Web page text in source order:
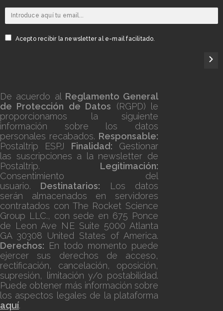
Acepto recibir la newsletter al e-mail facilitado.
De acuerdo al Reglamento General
de Protección de Datos (RGPD) le
proporcionamos la siguiente
información sobre los datos
personales recabados. Responsable:
Postaltrip ESPJ Finalidad: Gestionar
las suscripciones a la newsletter de
Postaltrip. Legitimación:
Consentimiento del
usuario. Destinatarios: Los datos
serán almacenados en servidores
contratados con The Rocket Science
Group LLC., con sede en 675 Ponce
de Leon Ave NE Suite 5000 Atlanta
GA 30308 United States of America.
Derechos: En todo momento puede
ejercer sus derechos de acceso,
rectificación, cancelación, oposición,
supresión, limitación y/o postabilidad.
Puede obtener más información sobre
los aspectos legales de la plataforma
aquí.